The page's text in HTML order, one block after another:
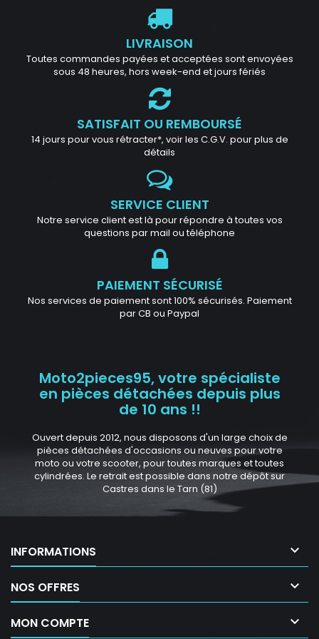
LIVRAISON
Toutes commandes payées et acceptées sont envoyées
sous 48 heures, hors week-end et jours fériés
SATISFAIT OU REMBOURSÉ
14 jours pour vous rétracter*, voir les C.G.V. pour plus de
détails
SERVICE CLIENT
Notre service client est là pour répondre à toutes vos
questions par mail ou téléphone
PAIEMENT SÉCURISÉ
Nos services de paiement sont 100% sécurisés. Paiement
par CB ou Paypal
Moto2pieces95, votre spécialiste
en pièces détachées depuis plus
de 10 ans !!
Ouvert depuis 2012, nous disposons d'un large choix de
pièces détachées d'occasions ou neuves pour votre
moto ou votre scooter, pour toutes marques et toutes
cylindrées. Le retrait est possible dans notre dépôt sur
Castres dans le Tarn (81)
INFORMATIONS 
NOS OFFRES 
MON COMPTE 